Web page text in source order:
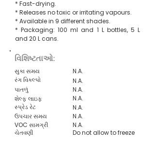
* Fast-drying.
* Releases no toxic or irritating vapours.
* Available in 9 different shades.
* Packaging: 100 ml and 1 L bottles, 5 L
and 20 L cans.
વિશિષ્ટતાઓ:
સુકા સમય
રંગ વિકલ્પો
પાતળું
શેલ્ફ લાઇફ
સ્પ્રેડ રેટ
ઉપચાર સમય
VOC સામગ્રી
ચેતવણી
N.A.
N.A.
N.A.
N.A.
N.A.
N.A.
N.A.
Do not allow to freeze